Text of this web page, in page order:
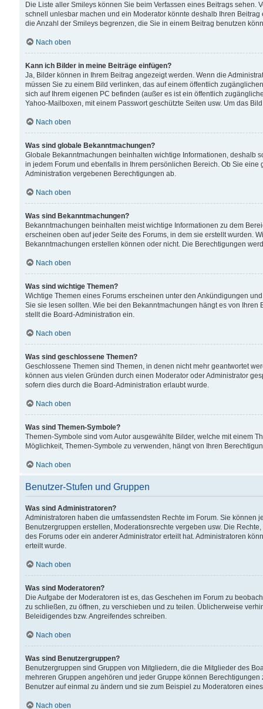
Die Liste aller Smileys können Sie beim Verfassen eines Beitrags
schnell unlesbar machen und ein Moderator könnte deshalb Ihren
die Anzahl der Smileys begrenzen, die Sie in einem Beitrag benutzen
Nach oben
Kann ich Bilder in meine Beiträge einfügen?
Ja, Bilder können in Ihrem Beitrag angezeigt werden. Wenn die
müssen Sie zu einem Bild verlinken, das auf einem öffentlich
sich auf Ihrem eigenen PC befinden (außer es ist ein öffentlich
Yahoo-Mailboxen, mit einem Passwort geschützte Seiten usw. Um das
Nach oben
Was sind globale Bekanntmachungen?
Globale Bekanntmachungen beinhalten wichtige Informationen, deshalb
in jedem Forum und ebenfalls in Ihrem persönlichen Bereich. Ob Sie
Administration vergebenen Berechtigungen ab.
Nach oben
Was sind Bekanntmachungen?
Bekanntmachungen beinhalten meist wichtige Informationen zu dem
erscheinen oben auf jeder Seite des Forums, in dem sie erstellt wurden.
Bekanntmachungen erstellen können oder nicht. Die Berechtigungen
Nach oben
Was sind wichtige Themen?
Wichtige Themen eines Forums erscheinen unter den Ankündigungen
Sie sie lesen sollten. Wie bei den Bekanntmachungen hängt es von
stellt die Board-Administration ein.
Nach oben
Was sind geschlossene Themen?
Geschlossene Themen sind Themen, in denen nicht mehr geantwortet
können aus vielen Gründen durch einen Moderator oder Administrator
sofern dies durch die Board-Administration erlaubt wurde.
Nach oben
Was sind Themen-Symbole?
Themen-Symbole sind vom Autor ausgewählte Bilder, welche mit einem
Möglichkeit, Themen-Symbole zu verwenden, hängt von Ihren
Nach oben
Benutzer-Stufen und Gruppen
Was sind Administratoren?
Administratoren haben die umfassendsten Rechte im Forum. Sie können
Benutzergruppen erstellen, Moderationsrechte vergeben usw. Die
des Forums oder ein anderer Administrator erteilt hat. Administratoren
erteilt wurde.
Nach oben
Was sind Moderatoren?
Die Aufgabe der Moderatoren ist es, das Geschehen im Forum zu
zu schließen, zu öffnen, zu verschieben und zu teilen. Üblicherweise
Beleidigendes bzw. Angreifendes schreiben.
Nach oben
Was sind Benutzergruppen?
Benutzergruppen sind Gruppen von Mitgliedern, die die Mitglieder des
mehreren Gruppen angehören und jeder Gruppe können
Benutzer auf einmal zu ändern und sie zum Beispiel zu Moderatoren
Nach oben